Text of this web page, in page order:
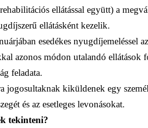
ellátással együtt) a
ellátásként kezelik.
esedékes nyugdíjemeléssel
azonos módon utalandó ellátások
feladata.
jogosultaknak kiküldenek egy
és az esetleges levonásokat.
tekinteni?